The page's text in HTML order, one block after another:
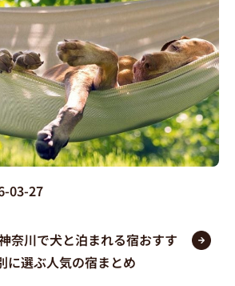
03-27
奈川で犬と泊まれる宿おすす
に選ぶ人気の宿まとめ